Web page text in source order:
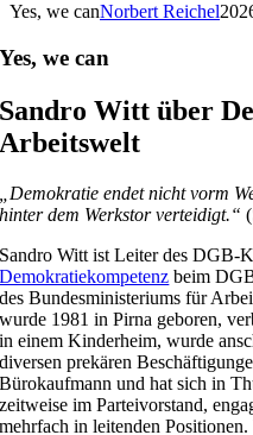
Yes, we canNorbert Reichel
Yes, we can
Sandro Witt über
Arbeitswelt
„Demokratie endet nicht vorm
hinter dem Werkstor verteidigt.“
Sandro Witt ist Leiter des DGB-
Demokratiekompetenz beim
des Bundesministeriums für
wurde 1981 in Pirna geboren,
in einem Kinderheim, wurde
diversen prekären
Bürokaufmann und hat sich in
zeitweise im Parteivorstand,
mehrfach in leitenden